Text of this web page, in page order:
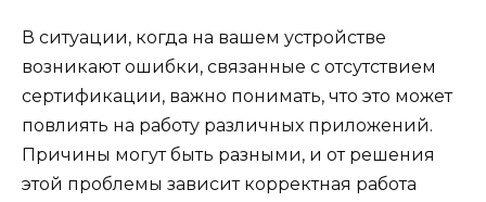
В ситуации, когда на вашем устройстве
возникают ошибки, связанные с отсутствием
сертификации, важно понимать, что это может
повлиять на работу различных приложений.
Причины могут быть разными, и от решения
этой проблемы зависит корректная работа